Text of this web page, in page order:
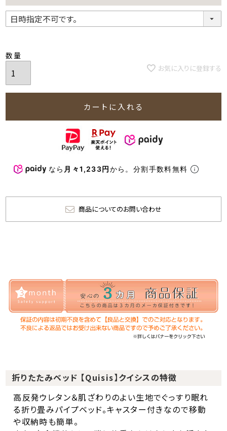
お気に入りに登録する
カートに入れる
なら 月々1,233円から。分割手数料無料
商品についてのお問い合わせ
折りたたみベッド 【Quisis】クイシスの特徴
高反発ウレタン＆肌ざわりのよい生地でぐっすり眠れ
る折り畳みパイプベッド。キャスター付きなので移動
や収納時も簡単。